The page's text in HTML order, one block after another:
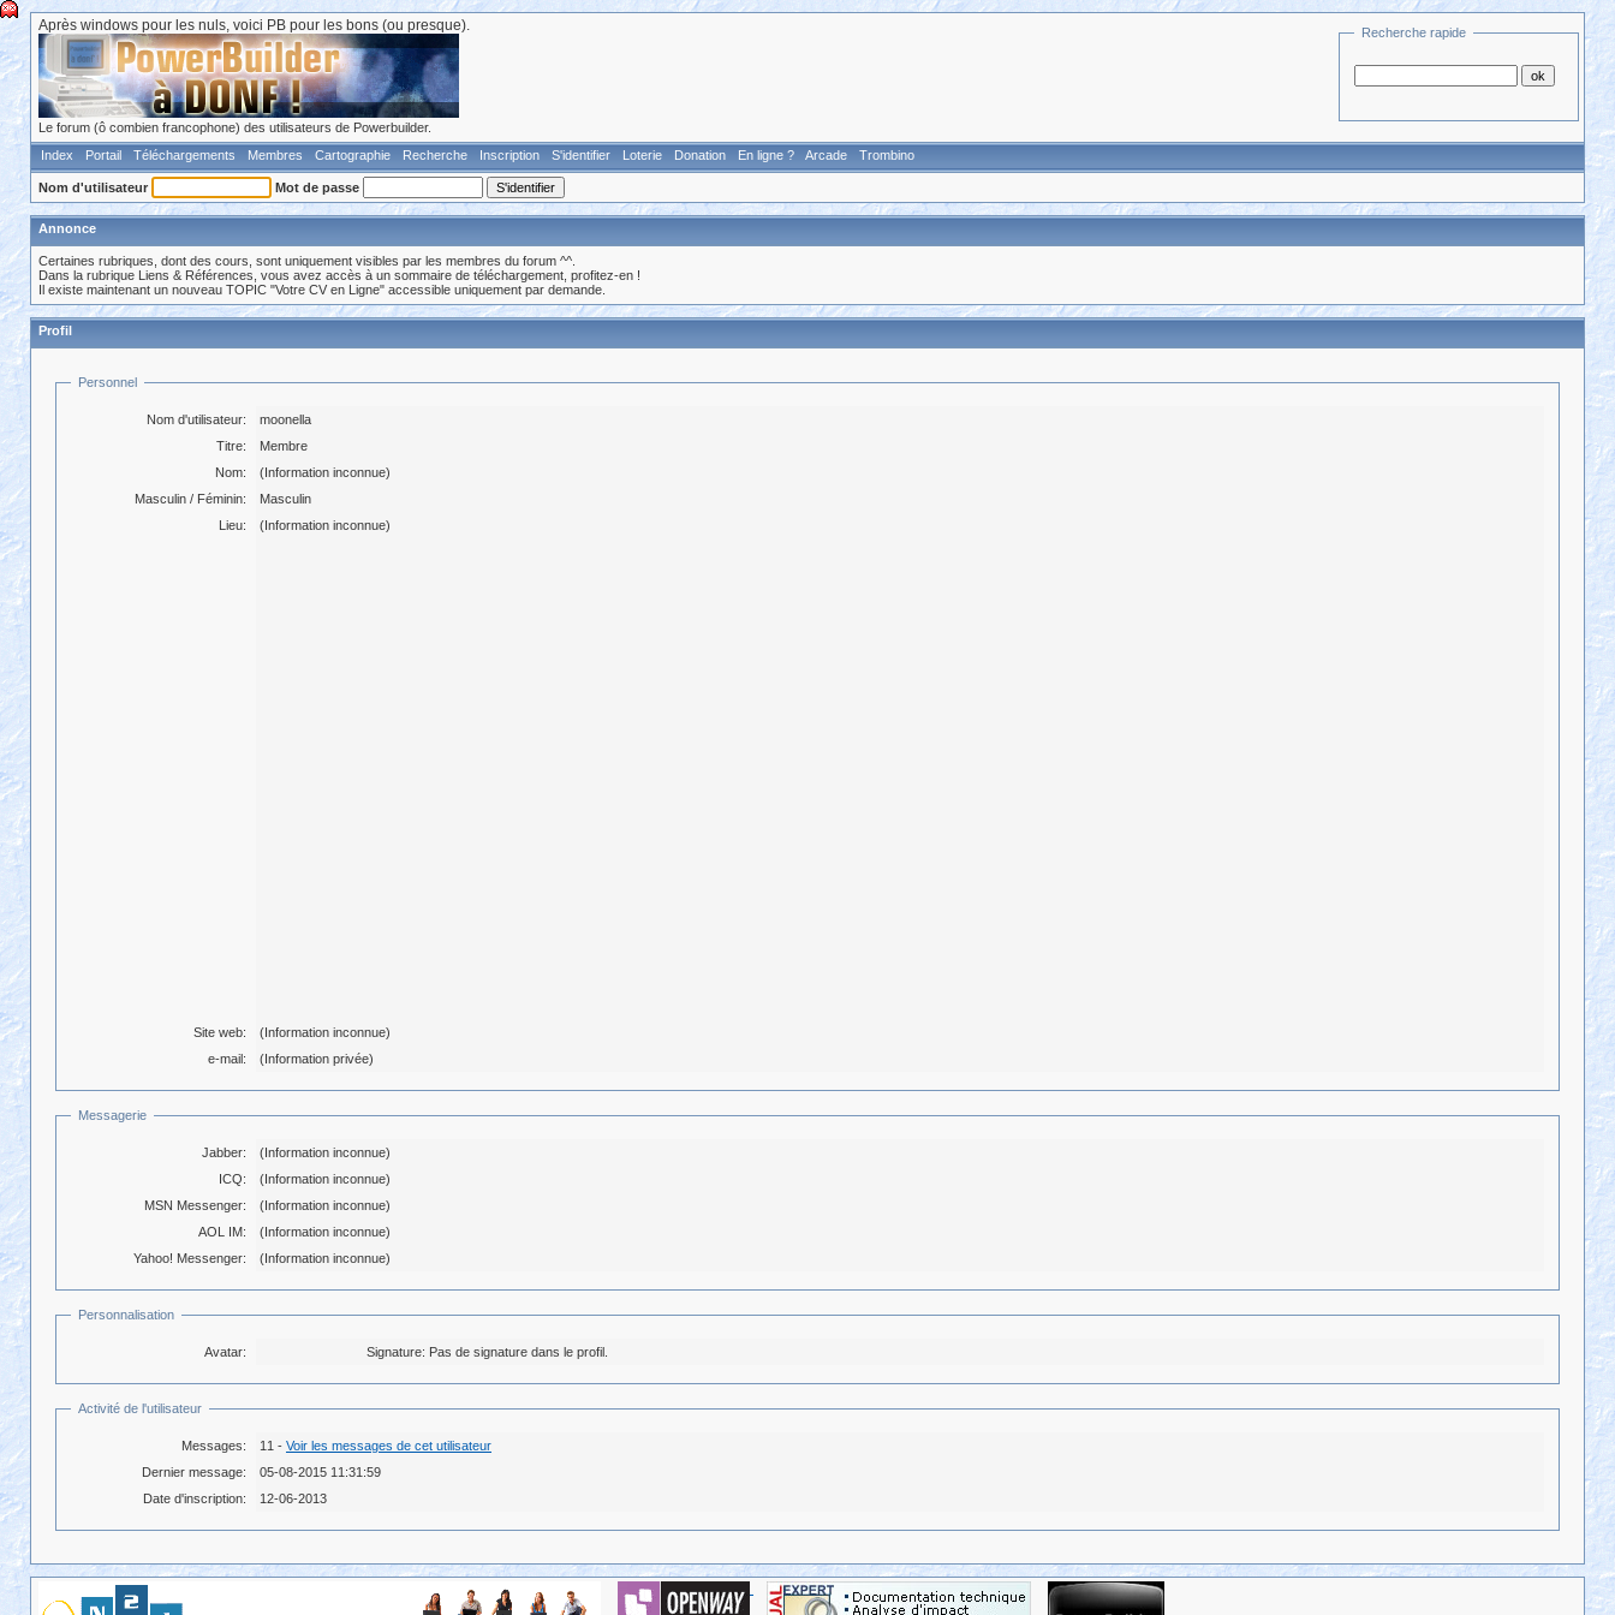
Après windows pour les nuls, voici PB pour les bons (ou presque).
Le forum (ô combien francophone) des utilisateurs de Powerbuilder.
Recherche rapide
Index Portail Téléchargements Membres Cartographie Recherche Inscription S'identifier Loterie Donation En ligne ? Arcade Trombino
Nom d'utilisateur Mot de passe
Annonce
Certaines rubriques, dont des cours, sont uniquement visibles par les membres du forum ^^.
Dans la rubrique Liens & Références, vous avez accès à un sommaire de téléchargement, profitez-en !
Il existe maintenant un nouveau TOPIC "Votre CV en Ligne" accessible uniquement par demande.
Profil
Personnel
Nom d'utilisateur:
moonella
Titre:
Membre
Nom:
(Information inconnue)
Masculin / Féminin:
Masculin
Lieu:
(Information inconnue)
Site web:
(Information inconnue)
e-mail:
(Information privée)
Messagerie
Jabber:
(Information inconnue)
ICQ:
(Information inconnue)
MSN Messenger:
(Information inconnue)
AOL IM:
(Information inconnue)
Yahoo! Messenger:
(Information inconnue)
Personnalisation
Avatar: Signature: Pas de signature dans le profil.
Activité de l'utilisateur
Messages: 11 - Voir les messages de cet utilisateur
Dernier message:
05-08-2015 11:31:59
Date d'inscription:
12-06-2013